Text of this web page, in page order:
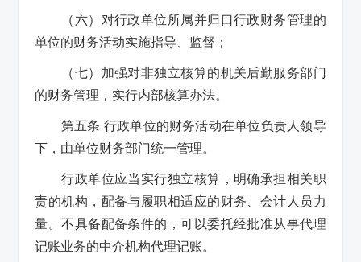
（六）对行政单位所属并归口行政财务管理的
单位的财务活动实施指导、监督；
（七）加强对非独立核算的机关后勤服务部门
的财务管理，实行内部核算办法。
第五条 行政单位的财务活动在单位负责人领导
下，由单位财务部门统一管理。
行政单位应当实行独立核算，明确承担相关职
责的机构，配备与履职相适应的财务、会计人员力
量。不具备配备条件的，可以委托经批准从事代理
记账业务的中介机构代理记账。